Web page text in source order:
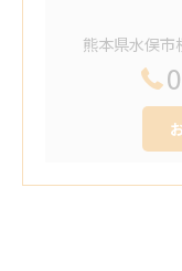
熊本県水俣市